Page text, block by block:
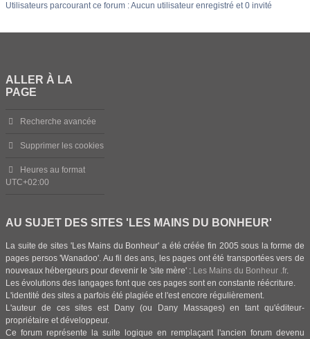
Utilisateurs parcourant ce forum : Aucun utilisateur enregistré et 0 invité
ALLER À LA
PAGE
Recherche avancée
Supprimer les cookies
Heures au format
UTC+02:00
AU SUJET DES SITES 'LES MAINS DU BONHEUR'
La suite de sites 'Les Mains du Bonheur' a été créée fin 2005 sous la forme de
pages persos 'Wanadoo'. Au fil des ans, les pages ont été transportées vers de
nouveaux hébergeurs pour devenir le 'site mère' : Les Mains du Bonheur .fr.
Les évolutions des langages font que ces pages sont en constante réécriture.
L'identité des sites a parfois été plagiée et l'est encore régulièrement.
L'auteur de ces sites est Dany (ou Dany Massages) en tant qu'éditeur-
propriétaire et développeur.
Ce forum représente la suite logique en remplaçant l'ancien forum devenu